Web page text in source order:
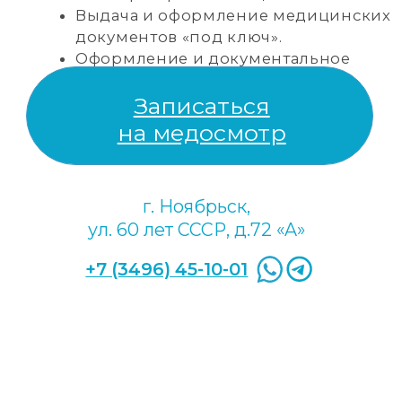
Гастроэнтерология
Неврология
Психиатрия и
наркология
Кардиология